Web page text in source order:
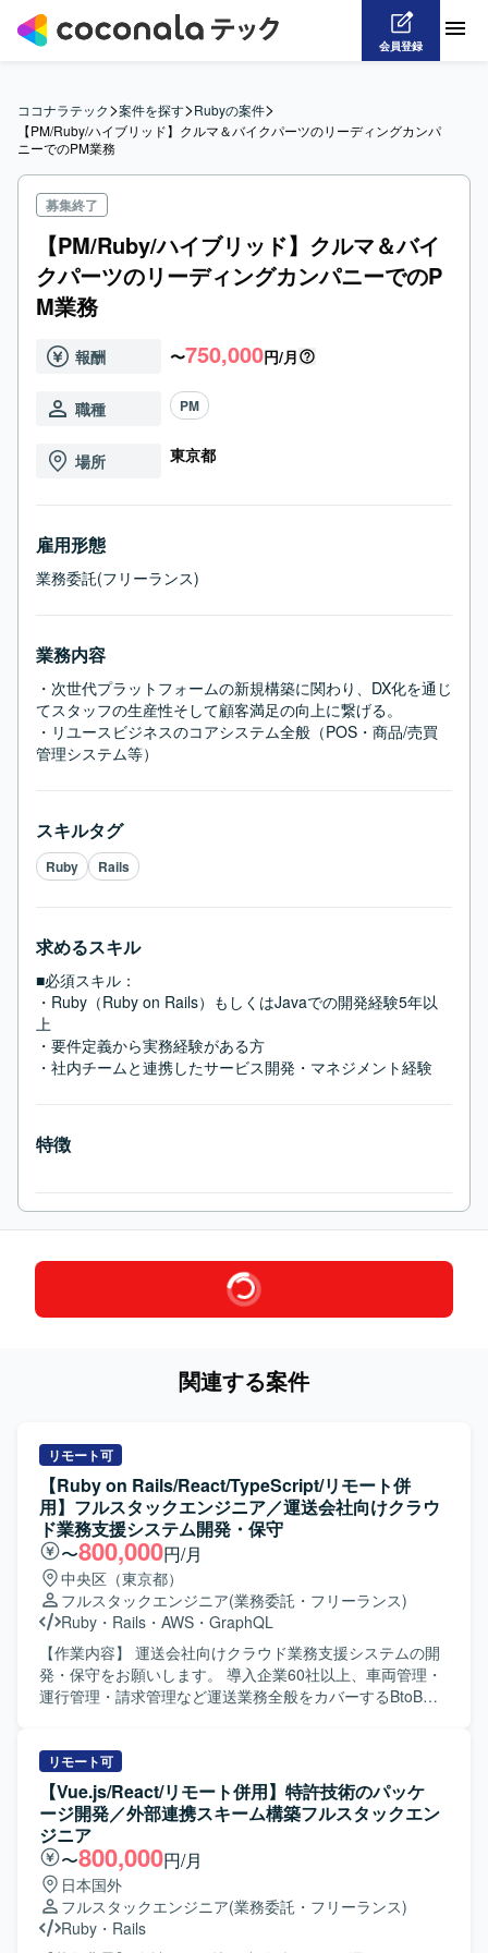
会員登録
ココナラテック>案件を探す>Rubyの案件>
【PM/Ruby/ハイブリッド】クルマ＆バイクパーツのリーディングカンパ
ニーでのPM業務
募集終了
【PM/Ruby/ハイブリッド】クルマ＆バイ
クパーツのリーディングカンパニーでのP
M業務
報酬 〜750,000円/月
職種 PM
場所 東京都
雇用形態
業務委託(フリーランス)
業務内容
・次世代プラットフォームの新規構築に関わり、DX化を通じ
てスタッフの生産性そして顧客満足の向上に繋げる。
・リユースビジネスのコアシステム全般（POS・商品/売買
管理システム等）
スキルタグ
Ruby Rails
求めるスキル
■必須スキル：
・Ruby（Ruby on Rails）もしくはJavaでの開発経験5年以
上
・要件定義から実務経験がある方
・社内チームと連携したサービス開発・マネジメント経験
特徴
関連する案件
リモート可
【Ruby on Rails/React/TypeScript/リモート併
用】フルスタックエンジニア／運送会社向けクラウ
ド業務支援システム開発・保守
〜800,000円/月
中央区（東京都）
フルスタックエンジニア(業務委託・フリーランス)
Ruby ・ Rails ・ AWS ・ GraphQL
【作業内容】 運送会社向けクラウド業務支援システムの開
発・保守をお願いします。 導入企業60社以上、車両管理・
運行管理・請求管理など運送業務全般をカバーするBtoB
す。 既存機能の改善・バグ修正を行います。 コードレビュ
ー、テスト整備を行います。 PMI（事業譲渡後の統合）に
伴うシステム改善を行います。 【開発環境】 フレームワー
ク : Ruby 3.2 / Rails 7.1 フロントエンド : React 18 /
TypeScript 5.1 / Apollo Client (GraphQL) デザインツール：
Figma など データベース : Amazon RDS インフラ : AWS
(ECS) バージョン管理 : Git/GitHub コミュニケーション/タ
スク管理 : Slack, Google Meet, Notion を利用しています。
リモート可
【Vue.js/React/リモート併用】特許技術のパッケ
ージ開発／外部連携スキーム構築フルスタックエン
ジニア
〜800,000円/月
日本国外
フルスタックエンジニア(業務委託・フリーランス)
Ruby ・ Rails